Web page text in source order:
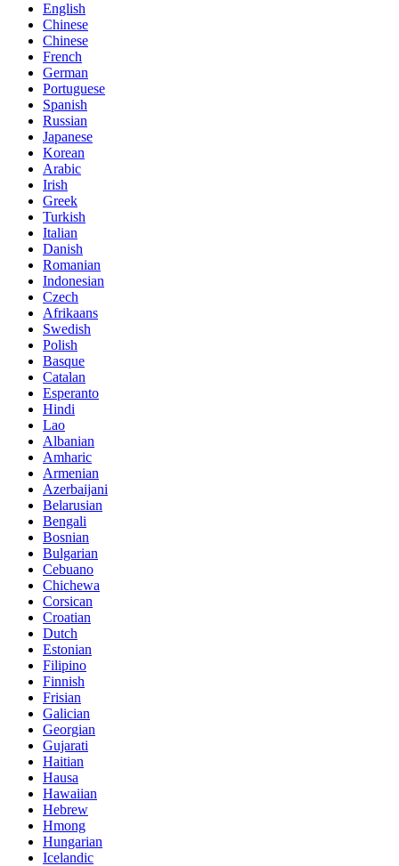
English
Chinese
Chinese
French
German
Portuguese
Spanish
Russian
Japanese
Korean
Arabic
Irish
Greek
Turkish
Italian
Danish
Romanian
Indonesian
Czech
Afrikaans
Swedish
Polish
Basque
Catalan
Esperanto
Hindi
Lao
Albanian
Amharic
Armenian
Azerbaijani
Belarusian
Bengali
Bosnian
Bulgarian
Cebuano
Chichewa
Corsican
Croatian
Dutch
Estonian
Filipino
Finnish
Frisian
Galician
Georgian
Gujarati
Haitian
Hausa
Hawaiian
Hebrew
Hmong
Hungarian
Icelandic